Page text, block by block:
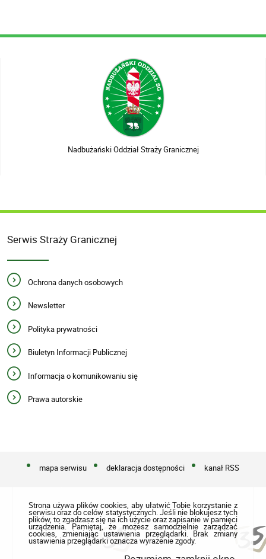
Nadbużański Oddział Straży Granicznej
Serwis Straży Granicznej
Ochrona danych osobowych
Newsletter
Polityka prywatności
Biuletyn Informacji Publicznej
Informacja o komunikowaniu się
Prawa autorskie
mapa serwisu deklaracja dostępności kanał RSS
Strona używa plików cookies, aby ułatwić Tobie korzystanie z
serwisu oraz do celów statystycznych. Jeśli nie blokujesz tych
plików, to zgadzasz się na ich użycie oraz zapisanie w pamięci
urządzenia. Pamiętaj, że możesz samodzielnie zarządzać
cookies, zmieniając ustawienia przeglądarki. Brak zmiany
ustawienia przeglądarki oznacza wyrażenie zgody.